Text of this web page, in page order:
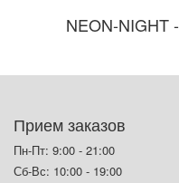
NEON-NIGHT -
Прием заказов
Пн-Пт: 9:00 - 21:00
Сб-Вс: 10:00 - 19:00